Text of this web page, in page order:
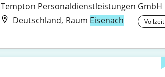
Tempton Personaldienstleistungen GmbH
Deutschland, Raum Eisenach Vollzeit